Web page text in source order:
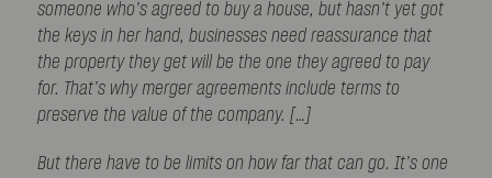
someone who’s agreed to buy a house, but hasn’t yet got
the keys in her hand, businesses need reassurance that
the property they get will be the one they agreed to pay
for. That’s why merger agreements include terms to
preserve the value of the company. […]
But there have to be limits on how far that can go. It’s one